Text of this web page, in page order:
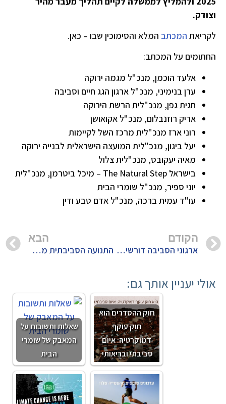
וצודק.
לקריאת המכתב המלא והסימוכין שבו – כאן.
החתומים על המכתב:
אלעד הוכמן, מנכ"ל מגמה ירוקה
ערן בנימיני, מנכ"ל ארגון הגג חיים וסביבה
חגית גפן, מנכ"לית הרשת הירוקה
אריק רוזנבלום, מנכ"ל אקואושן
רוני ארז מנכ"לית מרכז השל לקיימות
יעל ביגון, מנכ"לית המועצה הישראלית לבנייה ירוקה
מאיה יעקובס, מנכ"לית צלול
בישראל The Natural Step – מיכל ביטרמן, מנכ"לית
יוני ספיר, מנכ"ל שומרי הבית
עו"ד עמית ברכה, מנכ"ל אדם טבע ודין
הקודם
ארגוני הסביבה דורשים אישרור מיידי של תקנות בינלאומיות המצמצמות את השימוש בגזי קרור המזיקים להתחממות הגלובלית
הבא
התנועה הסביבתית מתאחדת וקוראת להעלאת יעדי ייצור החשמל מאנרגיה מתחדשת לשנת 2030
אולי יעניין אותך גם:
שאלות ותשובות על
המאבק של שומרי
הבית
חוק ההסדרים הוא
חוק עוקף
דמוקרטיה: איום
סביבתי ובריאותי